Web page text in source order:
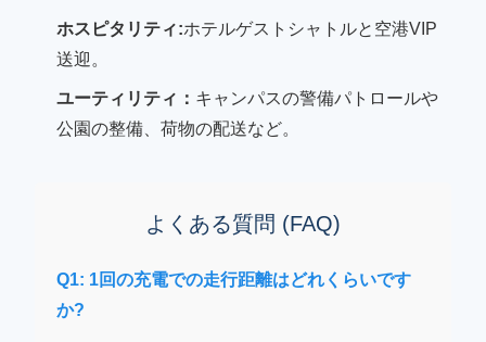
ホスピタリティ:ホテルゲストシャトルと空港VIP
送迎。
ユーティリティ： キャンパスの警備パトロールや
公園の整備、荷物の配送など。
よくある質問 (FAQ)
Q1: 1回の充電での走行距離はどれくらいです
か?